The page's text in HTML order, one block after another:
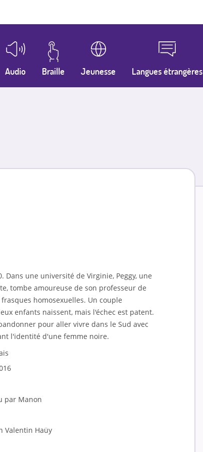
Audio Braille Jeunesse Langues étrangères
Dans une université de Virginie, Peggy, une
tombe amoureuse de son professeur de
homosexuelles. Un couple
enfants naissent, mais l'échec est patent.
pour aller vivre dans le Sud avec
l'identité d'une femme noire.
par Manon
Valentin Haüy